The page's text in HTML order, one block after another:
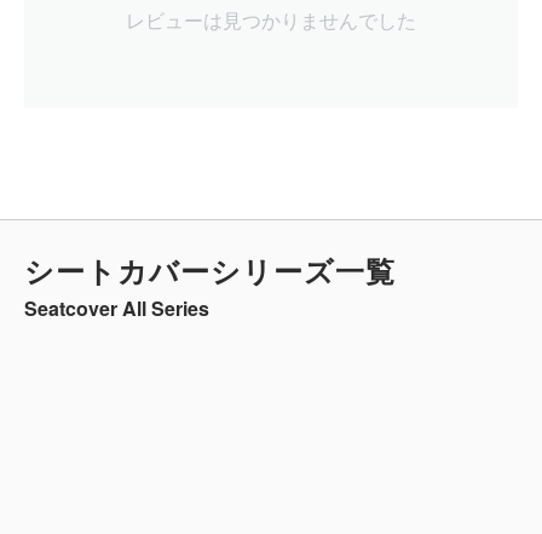
レビューは見つかりませんでした
シートカバーシリーズ一覧
Seatcover All Series